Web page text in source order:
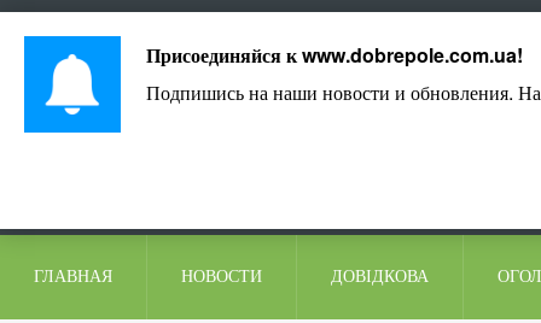
ГЛАВНАЯ НОВОСТИ ДОВІДКОВА
Присоединяйся кwww.dobrepole.com.ua!
Подпишись на наши новости и обновления.